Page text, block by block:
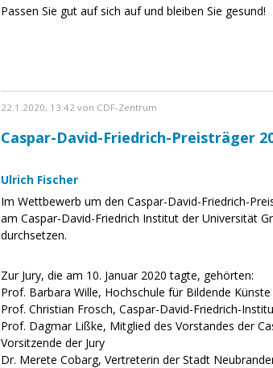
Passen Sie gut auf sich auf und bleiben Sie gesund!
22.1.2020, 13:42 von CDF-Zentrum
Caspar-David-Friedrich-Preisträger
Ulrich Fischer
Im Wettbewerb um den Caspar-David-Friedrich-
am Caspar-David-Friedrich Institut der Universität
durchsetzen.
Zur Jury, die am 10. Januar 2020 tagte, gehörten:
Prof. Barbara Wille, Hochschule für Bildende
Prof. Christian Frosch, Caspar-David-Friedrich-
Prof. Dagmar Lißke, Mitglied des Vorstandes der
Vorsitzende der Jury
Dr. Merete Cobarg, Vertreterin der Stadt